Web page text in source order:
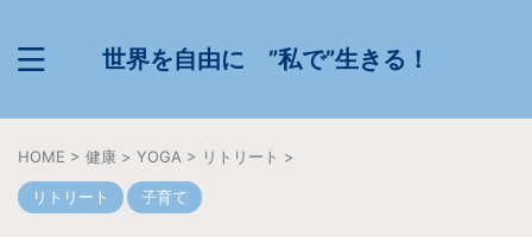
世界を自由に ”私で”生きる！
HOME > 健康 > YOGA > リトリート >
リトリート 子育て